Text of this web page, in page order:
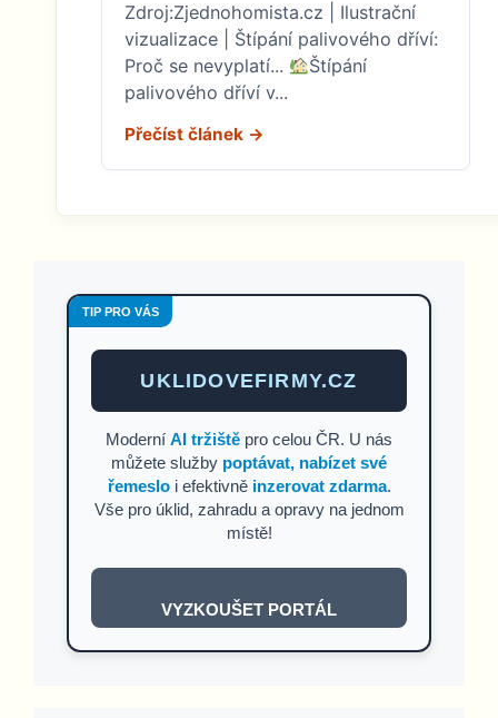
Zdroj:Zjednohomista.cz | Ilustrační
vizualizace | Štípání palivového dříví:
Proč se nevyplatí...
Štípání
palivového dříví v...
Přečíst článek →
TIP PRO VÁS
UKLIDOVEFIRMY.CZ
Moderní AI tržiště pro celou ČR. U nás
můžete služby poptávat, nabízet své
řemesloi efektivně inzerovat zdarma.
Vše pro úklid, zahradu a opravy na jednom
místě!
VYZKOUŠET PORTÁL